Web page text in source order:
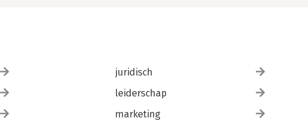
juridisch
leiderschap
marketing